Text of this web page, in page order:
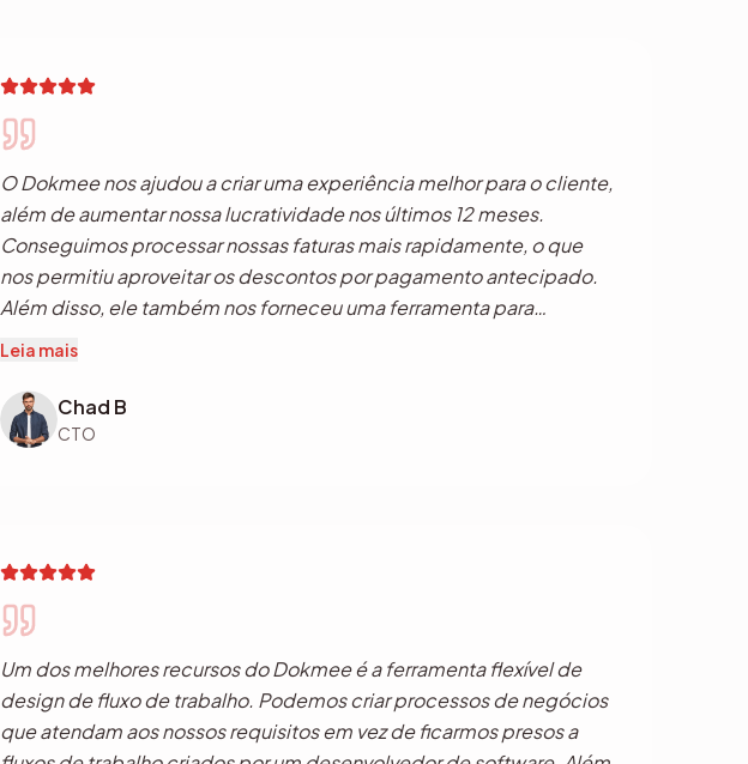
O Dokmee nos ajudou a criar uma experiência melhor para o cliente,
além de aumentar nossa lucratividade nos últimos 12 meses.
Conseguimos processar nossas faturas mais rapidamente, o que
nos permitiu aproveitar os descontos por pagamento antecipado.
Além disso, ele também nos forneceu uma ferramenta para
automatizar e agilizar totalmente a maioria das facetas de nossos
cliente e ao aumento da produtividade dos funcionários.
Leia mais
Chad B
CTO
Um dos melhores recursos do Dokmee é a ferramenta flexível de
design de fluxo de trabalho. Podemos criar processos de negócios
que atendam aos nossos requisitos em vez de ficarmos presos a